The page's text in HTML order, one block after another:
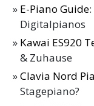
E-Piano Guide
Digitalpianos
Kawai ES920
& Zuhause
Clavia Nord
Stagepiano?